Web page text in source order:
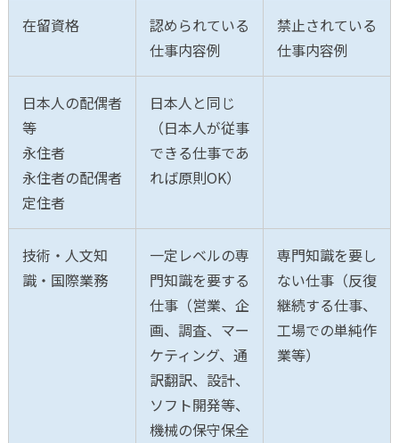
在留資格
認められている
仕事内容例
禁止されている
仕事内容例
日本人の配偶者
等
永住者
永住者の配偶者
定住者
日本人と同じ
（日本人が従事
できる仕事であ
れば原則OK）
技術・人文知
識・国際業務
一定レベルの専
門知識を要する
仕事（営業、企
画、調査、マー
ケティング、通
訳翻訳、設計、
ソフト開発等、
機械の保守保全
専門知識を要し
ない仕事（反復
継続する仕事、
工場での単純作
業等）